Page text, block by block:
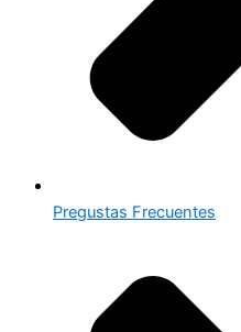
Pregustas Frecuentes